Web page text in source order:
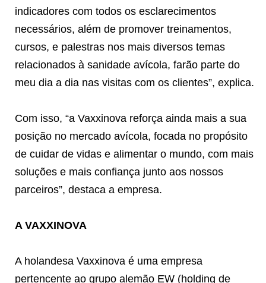
indicadores com todos os esclarecimentos
necessários, além de promover treinamentos,
cursos, e palestras nos mais diversos temas
relacionados à sanidade avícola, farão parte do
meu dia a dia nas visitas com os clientes”, explica.
Com isso, “a Vaxxinova reforça ainda mais a sua
posição no mercado avícola, focada no propósito
de cuidar de vidas e alimentar o mundo, com mais
soluções e mais confiança junto aos nossos
parceiros”, destaca a empresa.
A VAXXINOVA
A holandesa Vaxxinova é uma empresa
pertencente ao grupo alemão EW (holding de